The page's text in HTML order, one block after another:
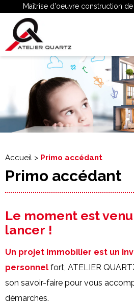
Maîtrise d'oeuvre construction
Accueil > Primo accédant
Primo accédant
Le moment est
lancer !
Un projet immobilier est un
personnel fort, ATELIER
son savoir-faire pour vous
démarches.